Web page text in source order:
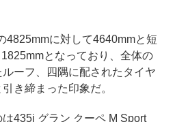
に対して4640mmと短
となっており、全体の
ーフ、四隅に配されたタイヤ
き締まった印象だ。
435i グラン クーペ M Sport